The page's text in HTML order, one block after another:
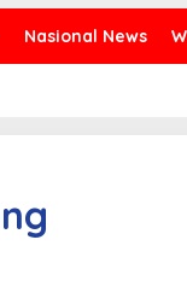
Nasional News